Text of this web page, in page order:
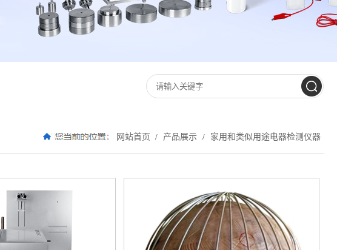
网站首页 / 产品展示 / 家用和类似用途电器检测仪器